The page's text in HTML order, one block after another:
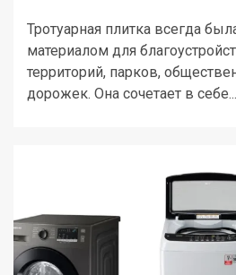
Тротуарная плитка всегда
материалом для
территорий, парков,
дорожек. Она сочетает в себе...